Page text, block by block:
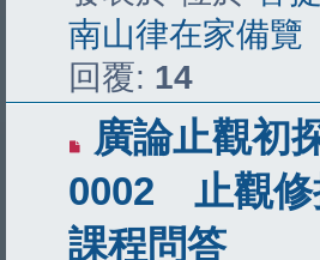
南山律在家備覽
回覆: 14
有
新
文
廣論止觀初
0002 止觀修
課程問答